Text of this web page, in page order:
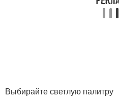
Выбирайте светлую палитру